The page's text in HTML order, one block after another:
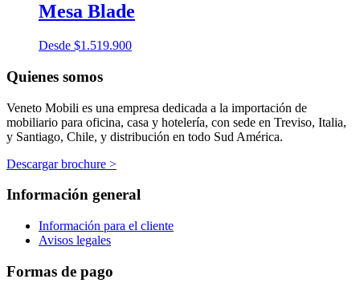
Mesa Blade
Desde $1.519.900
Quienes somos
Veneto Mobili es una empresa dedicada a la importación de
mobiliario para oficina, casa y hotelería, con sede en Treviso, Italia,
y Santiago, Chile, y distribución en todo Sud América.
Descargar brochure >
Información general
Información para el cliente
Avisos legales
Formas de pago